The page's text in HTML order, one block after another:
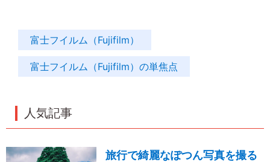
富士フイルム（Fujifilm）
富士フイルム（Fujifilm）の単焦点
人気記事
旅行で綺麗なぽつん写真を撮る